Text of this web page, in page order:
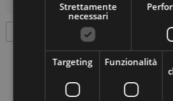
Strettamente
necessari
Targeting Funzionalità